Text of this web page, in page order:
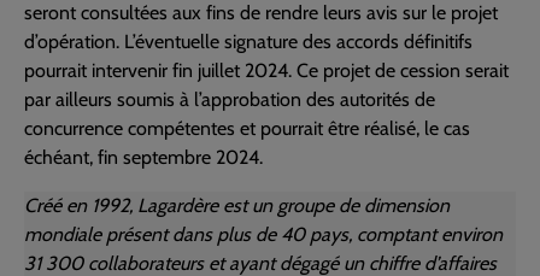
seront consultées aux fins de rendre leurs avis sur le projet
d’opération. L’éventuelle signature des accords définitifs
pourrait intervenir fin juillet 2024. Ce projet de cession serait
par ailleurs soumis à l’approbation des autorités de
concurrence compétentes et pourrait être réalisé, le cas
échéant, fin septembre 2024.
Créé en 1992, Lagardère est un groupe de dimension
mondiale présent dans plus de 40 pays, comptant environ
31 300 collaborateurs et ayant dégagé un chiffre d’affaires